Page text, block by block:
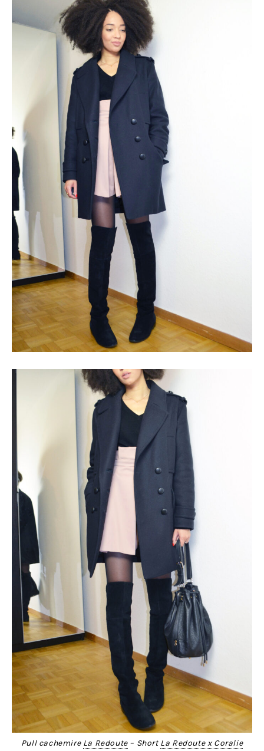
Pull cachemire La Redoute– ShortLa Redoute x Coralie